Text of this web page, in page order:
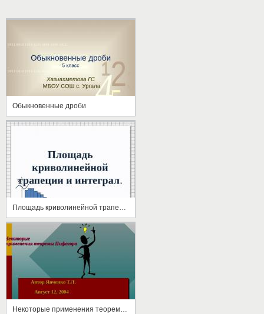
Обыкновенные дроби